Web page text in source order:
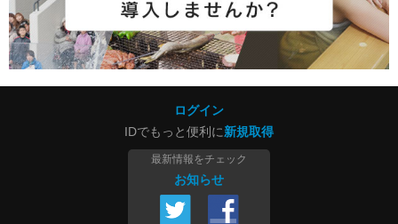
ログイン
IDでもっと便利に新規取得
最新情報をチェック
お知らせ